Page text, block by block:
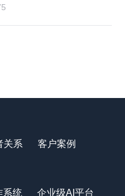
关系 客户案例
系统 企业级AI平台